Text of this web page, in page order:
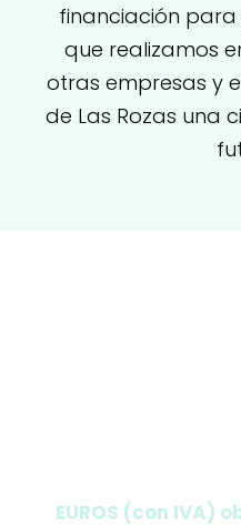
financiación
que realizamos
otras empresas y
de Las Rozas una
EUROS (con IVA)